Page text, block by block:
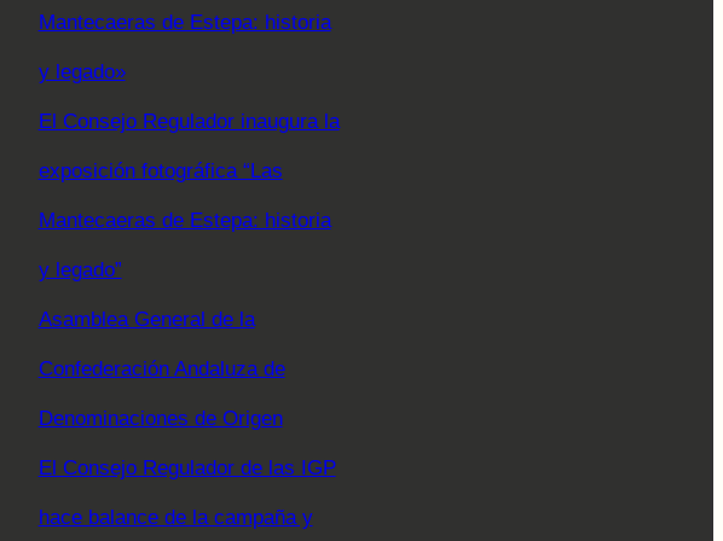
Mantecaeras de Estepa: historia
y legado»
El Consejo Regulador inaugura la
exposición fotográfica “Las
Mantecaeras de Estepa: historia
y legado”
Asamblea General de la
Confederación Andaluza de
Denominaciones de Origen
El Consejo Regulador de las IGP
hace balance de la campaña y